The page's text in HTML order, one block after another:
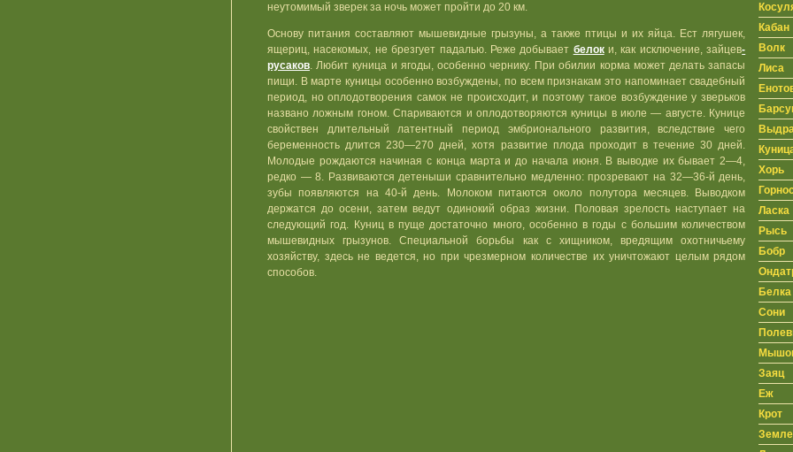
Кабан
Волк
Лиса
Хорь
Ласка
Рысь
Бобр
Белка
Сони
Заяц
Еж
Крот
неутомимый зверек за ночь может пройти до 20 км.
Основу питания составляют мышевидные грызуны, а также птицы и их яйца. Ест лягушек,
ящериц, насекомых, не брезгует падалью. Реже добывает белоки, как исключение, зайцев-
русаков. Любит куница и ягоды, особенно чернику. При обилии корма может делать запасы
пищи. В марте куницы особенно возбуждены, по всем признакам это напоминает свадебный
период, но оплодотворения самок не происходит, и поэтому такое возбуждение у зверьков
названо ложным гоном. Спариваются и оплодотворяются куницы в июле — августе. Кунице
свойствен длительный латентный период эмбрионального развития, вследствие чего
беременность длится 230—270 дней, хотя развитие плода проходит в течение 30 дней.
Молодые рождаются начиная с конца марта и до начала июня. В выводке их бывает 2—4,
редко — 8. Развиваются детеныши сравнительно медленно: прозревают на 32—36-й день,
зубы появляются на 40-й день. Молоком питаются около полутора месяцев. Выводком
держатся до осени, затем ведут одинокий образ жизни. Половая зрелость наступает на
следующий год. Куниц в пуще достаточно много, особенно в годы с большим количеством
мышевидных грызунов. Специальной борьбы как с хищником, вредящим охотничьему
хозяйству, здесь не ведется, но при чрезмерном количестве их уничтожают целым рядом
способов.